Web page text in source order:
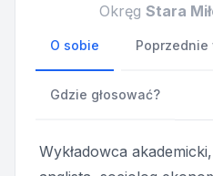
Okręg Stara
O sobie Poprzednie
Gdzie głosować?
Wykładowca